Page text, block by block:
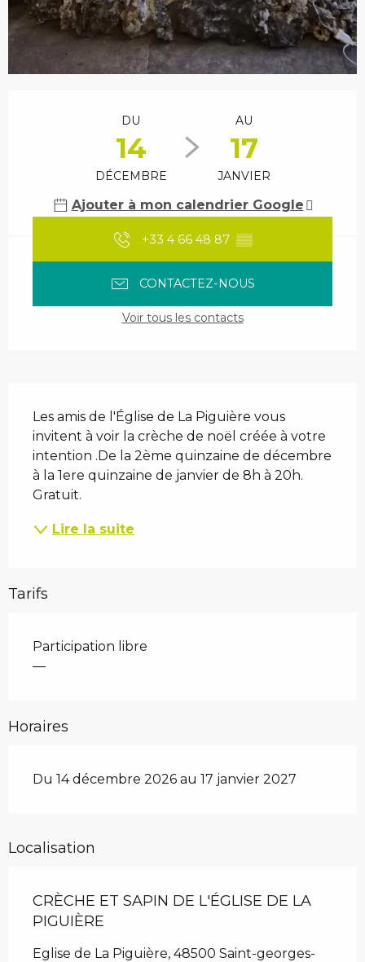
DU
14
DÉCEMBRE
AU
17
JANVIER
Ajouter à mon calendrier Google
+33 4 66 48 87 ▒▒
CONTACTEZ-NOUS
Voir tous les contacts
Les amis de l'Église de La Piguière vous
invitent à voir la crèche de noël créée à votre
intention .De la 2ème quinzaine de décembre
à la 1ere quinzaine de janvier de 8h à 20h.
Gratuit.
Lire la suite
Tarifs
Participation libre
—
Horaires
Du 14 décembre 2026 au 17 janvier 2027
Localisation
CRÈCHE ET SAPIN DE L'ÉGLISE DE LA
PIGUIÈRE
Eglise de La Piguière, 48500 Saint-georges-